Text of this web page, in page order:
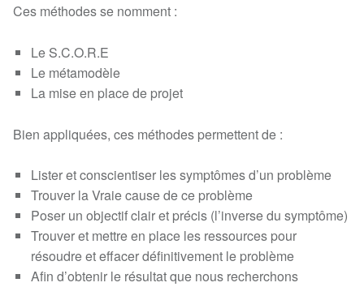
Ces méthodes se nomment :
Le S.C.O.R.E
Le métamodèle
La mise en place de projet
Bien appliquées, ces méthodes permettent de :
Lister et conscientiser les symptômes d’un problème
Trouver la Vraie cause de ce problème
Poser un objectif clair et précis (l’inverse du symptôme)
Trouver et mettre en place les ressources pour
résoudre et effacer définitivement le problème
Afin d’obtenir le résultat que nous recherchons